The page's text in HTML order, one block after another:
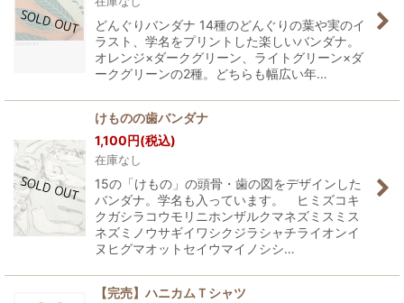
どんぐりバンダナ 14種のどんぐりの葉や実のイ
ラスト、学名をプリントした楽しいバンダナ。
オレンジ×ダークグリーン、ライトグリーン×ダ
ークグリーンの2種。どちらも幅広い年…
けものの歯バンダナ
1,100円(税込)
在庫なし
15の「けもの」の頭骨・歯の図をデザインした
バンダナ。学名も入っています。 ヒミズコキ
クガシラコウモリニホンザルクマネズミスミス
ネズミノウサギイワシクジラシャチライオンイ
ヌヒグマオットセイウマイノシシ…
【完売】ハニカムＴシャツ